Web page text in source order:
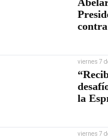
viernes 7
la
viernes 7